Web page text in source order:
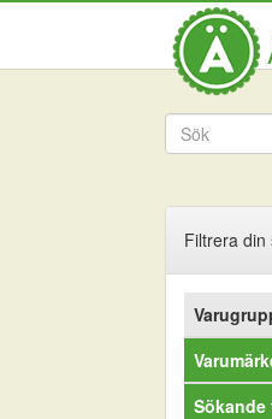
Filtrera din
Sökande